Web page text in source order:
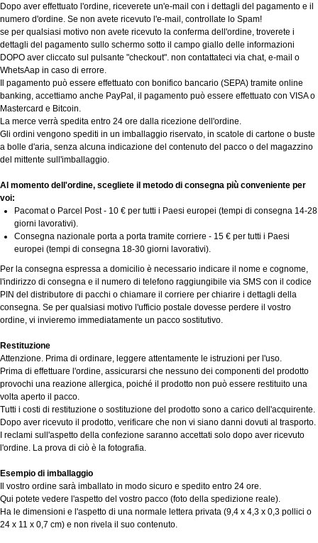
Dopo aver effettuato l'ordine, riceverete un'e-mail con i dettagli del pagamento e il
numero d'ordine. Se non avete ricevuto l'e-mail, controllate lo Spam!
se per qualsiasi motivo non avete ricevuto la conferma dell'ordine, troverete i
dettagli del pagamento sullo schermo sotto il campo giallo delle informazioni
DOPO aver cliccato sul pulsante "checkout". non contattateci via chat, e-mail o
WhetsAap in caso di errore.
Il pagamento può essere effettuato con bonifico bancario (SEPA) tramite online
banking, accettiamo anche PayPal, il pagamento può essere effettuato con VISA o
Mastercard e Bitcoin.
La merce verrà spedita entro 24 ore dalla ricezione dell'ordine.
Gli ordini vengono spediti in un imballaggio riservato, in scatole di cartone o buste
a bolle d'aria, senza alcuna indicazione del contenuto del pacco o del magazzino
del mittente sull'imballaggio.
Al momento dell'ordine, scegliete il metodo di consegna più conveniente per
voi:
Pacomat o Parcel Post - 10 € per tutti i Paesi europei (tempi di consegna 14-28
giorni lavorativi).
Consegna nazionale porta a porta tramite corriere - 15 € per tutti i Paesi
europei (tempi di consegna 18-30 giorni lavorativi).
Per la consegna espressa a domicilio è necessario indicare il nome e cognome,
l'indirizzo di consegna e il numero di telefono raggiungibile via SMS con il codice
PIN del distributore di pacchi o chiamare il corriere per chiarire i dettagli della
consegna. Se per qualsiasi motivo l'ufficio postale dovesse perdere il vostro
ordine, vi invieremo immediatamente un pacco sostitutivo.
Restituzione
Attenzione. Prima di ordinare, leggere attentamente le istruzioni per l'uso.
Prima di effettuare l'ordine, assicurarsi che nessuno dei componenti del prodotto
provochi una reazione allergica, poiché il prodotto non può essere restituito una
volta aperto il pacco.
Tutti i costi di restituzione o sostituzione del prodotto sono a carico dell'acquirente.
Dopo aver ricevuto il prodotto, verificare che non vi siano danni dovuti al trasporto.
I reclami sull'aspetto della confezione saranno accettati solo dopo aver ricevuto
l'ordine. La prova di ciò è la fotografia.
Esempio di imballaggio
Il vostro ordine sarà imballato in modo sicuro e spedito entro 24 ore.
Qui potete vedere l'aspetto del vostro pacco (foto della spedizione reale).
Ha le dimensioni e l'aspetto di una normale lettera privata (9,4 x 4,3 x 0,3 pollici o
24 x 11 x 0,7 cm) e non rivela il suo contenuto.